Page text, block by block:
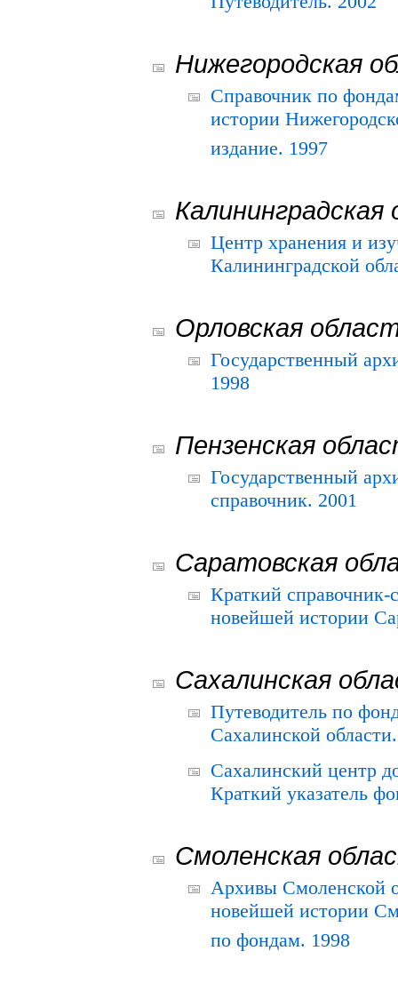
Нижегородская
Справочник по
истории
издание. 1997
Калининградская
Центр хранения и
Калининградской
Орловская
Государственный
1998
Пензенская
Государственный
справочник. 2001
Саратовская
Краткий
новейшей истории
Сахалинская
Путеводитель по
Сахалинской
Сахалинский центр
Краткий указатель
Смоленская
Архивы Смоленской
новейшей истории
по фондам. 1998